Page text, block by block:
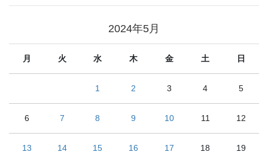
2024年5月
月 火 水 木 金 土 日
1 2 3 4 5
6 7 8 9 10 11 12
13 14 15 16 17 18 19